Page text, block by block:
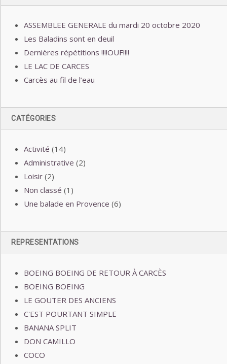
ASSEMBLEE GENERALE du mardi 20 octobre 2020
Les Baladins sont en deuil
Dernières répétitions !!!!OUF!!!!
LE LAC DE CARCES
Carcès au fil de l’eau
CATÉGORIES
Activité (14)
Administrative (2)
Loisir (2)
Non classé (1)
Une balade en Provence (6)
REPRESENTATIONS
BOEING BOEING DE RETOUR À CARCÈS
BOEING BOEING
LE GOUTER DES ANCIENS
C'EST POURTANT SIMPLE
BANANA SPLIT
DON CAMILLO
COCO